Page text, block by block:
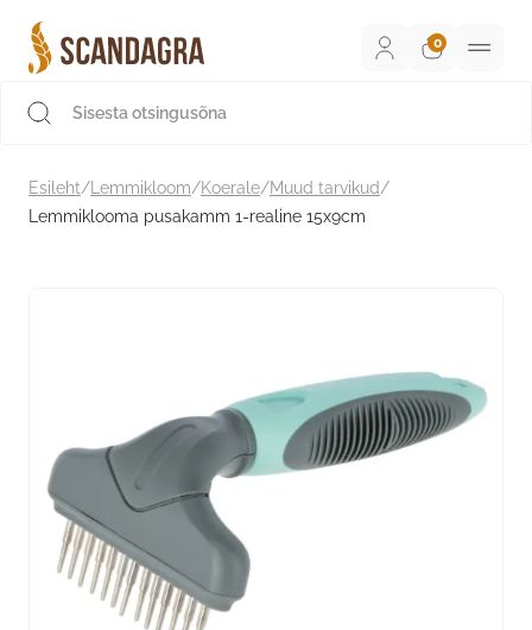
sisu
juurde
Esileht/ Lemmikloom/Koerale/Muud tarvikud/
Lemmiklooma pusakamm 1-realine 15x9cm